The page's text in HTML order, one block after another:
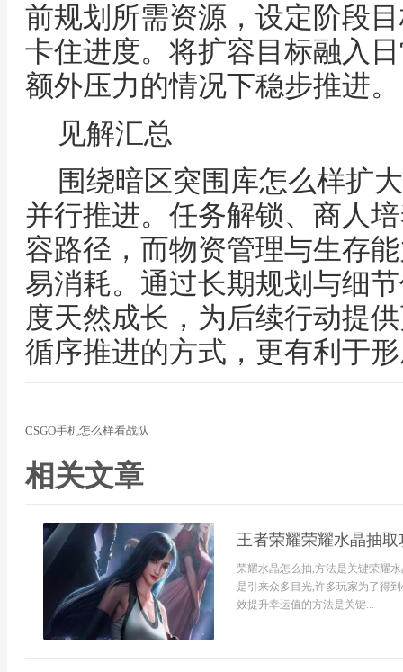
前规划所需资源，设定阶段
卡住进度。将扩容目标融入
额外压力的情况下稳步推进。
见解汇总
围绕暗区突围库怎么样扩
并行推进。任务解锁、商人
容路径，而物资管理与生存
易消耗。通过长期规划与细
度天然成长，为后续行动提
循序推进的方式，更有利于
CSGO手机怎么样看战队
相关文章
王者荣耀荣耀水晶抽
荣耀水晶怎么抽,方法是关键荣耀
是引来众多目光,许多玩家为了得
效提升幸运值的方法是关键...